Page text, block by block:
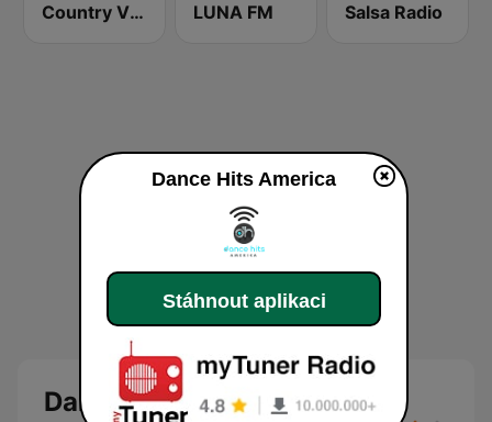
Country Vibes LUNA FM Salsa Radio
Dance Hits America
Dance Hits America
Stáhnout aplikaci